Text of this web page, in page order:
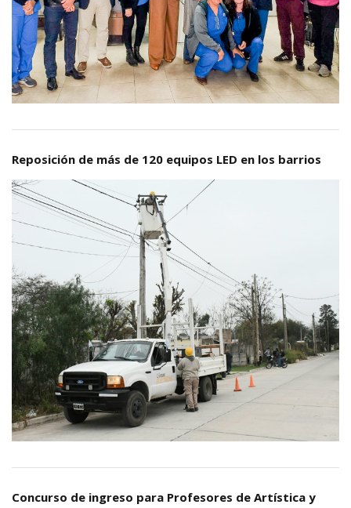
Reposición de más de 120 equipos LED en los barrios
Concurso de ingreso para Profesores de Artística y